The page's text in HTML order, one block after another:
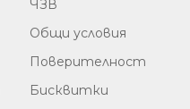
ЧЗВ
Общи условия
Поверителност
Бисквитки